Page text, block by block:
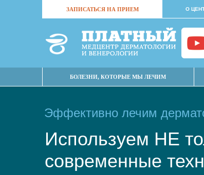
ЗАПИСАТЬСЯ НА ПРИЕМ О
БОЛЕЗНИ, КОТОРЫЕ МЫ ЛЕЧИМ
Эффективно лечим
Используем НЕ
современные